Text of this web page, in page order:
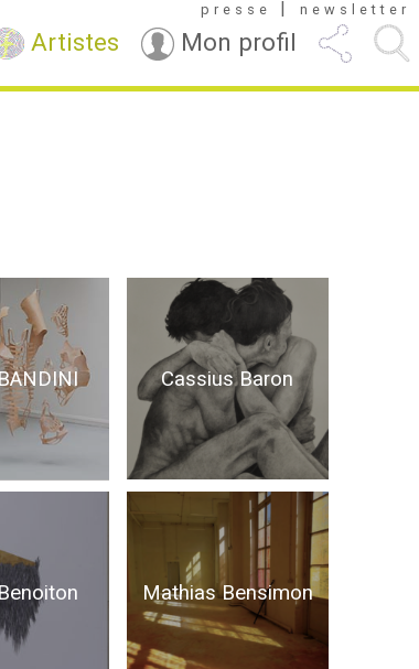
Artistes Mon profil
presse | newsletter
Cassius Baron
Mathias Bensimon